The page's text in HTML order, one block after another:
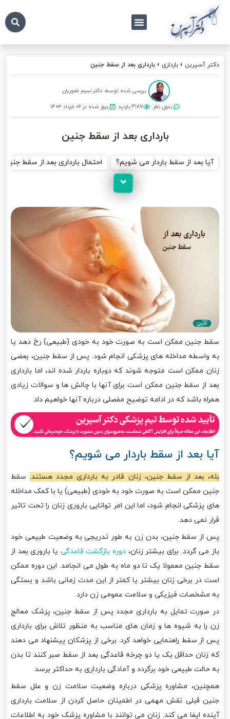
دکتر آسپرین » بارداری » بارداری بعد از سقط جنین
بررسی شده توسط: دکتر نسیم غفوریان
بدون نظر 3187 بازدید بروز شده در ۰۶ خرداد ۱۴۰۳
بارداری بعد از سقط جنین
آیا بعد از سقط باردار می شویم؟ احتمال بارداری بعد از سقط جنین
سقط جنین ممکن است به صورت خود به خودی (طبیعی) رخ دهد یا
به واسطه مداخله های پزشکی انجام شود. پس از سقط جنین، بعضی
زنان ممکن است متوجه شوند که دوباره باردار شده اند، اما بارداری
بعد از سقط جنین ممکن است برای آنها با چالش ها و سوالات زیادی
همراه باشد که در ادامه توضیح مفصلی درباره آنها خواهیم داد.
آیا بعد از سقط باردار می شویم؟
بله، بعد از سقط جنین، زنان قادر به بارداری مجدد هستند. سقط
جنین ممکن است به صورت خود به خودی (طبیعی) یا با کمک مداخله
های پزشکی انجام شود، اما این امر توانایی باروری زنان را تحت تاثیر
قرار نمی دهد.
پس از سقط جنین، بدن زن به طور تدریجی به وضعیت طبیعی خود
باز می گردد. برای بیشتر زنان، دوره بازگشت قاعدگی یا باروری بعد از
سقط جنین معمولا یک تا دو ماه به طول می انجامد. این دوره ممکن
است در برخی زنان بیشتر یا کمتر از این مدت زمانی باشد و بستگی
به مشخصات فیزیکی و سلامت عمومی زن دارد.
در صورت تمایل به بارداری مجدد پس از سقط جنین، پزشک معالج
زن را به شیوه ها و زمان های مناسب به منظور تلاش برای بارداری
پس از سقط راهنمایی خواهد کرد. برخی از پزشکان پیشنهاد می دهند
که زنان حداقل یک یا دو چرخه قاعدگی بعد از سقط صبر کنند تا بدن
به حالت طبیعی خود برگردد و آمادگی بارداری به حداکثر برسد.
همچنین، مشاوره پزشکی درباره وضعیت سلامت زن و علل سقط
جنین قبلی نقش مهمی در اطمینان حاصل کردن از سلامت بارداری
آینده ایفا می کند. زنان می توانند با مشاوره پزشک خود به اطلاعات